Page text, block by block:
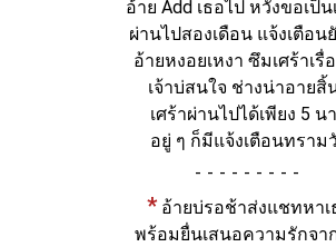
อ้าย Add เธอไป หวังขอเป็
ผ่านไปสองเดือน แจ้งเตือน
อ้ายหงอยเหงา ซึมเศร้าเรื่
เจ้าบ่สนใจ ช่างน่าอายสิ้
เศร้าผ่านไปได้เพียง 5 น
อยู่ ๆ ก็มีแจ้งเตือนทราม
-
*อ้ายบ่รอช้าส่งแชทหาเ
พร้อมยื่นเสนอความรักจา